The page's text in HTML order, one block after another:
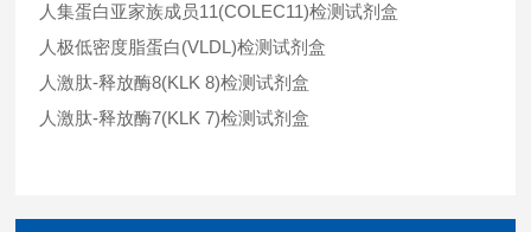
人集蛋白亚家族成员11(COLEC11)检测试剂盒
人极低密度脂蛋白(VLDL)检测试剂盒
人激肽-释放酶8(KLK 8)检测试剂盒
人激肽-释放酶7(KLK 7)检测试剂盒